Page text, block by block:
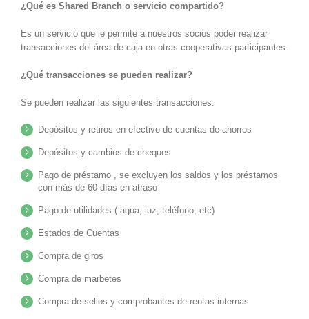
¿Qué es Shared Branch o servicio compartido?
Es un servicio que le permite a nuestros socios poder realizar
transacciones del área de caja en otras cooperativas participantes.
¿Qué transacciones se pueden realizar?
Se pueden realizar las siguientes transacciones:
Depósitos y retiros en efectivo de cuentas de ahorros
Depósitos y cambios de cheques
Pago de préstamo , se excluyen los saldos y los préstamos
con más de 60 días en atraso
Pago de utilidades ( agua, luz, teléfono, etc)
Estados de Cuentas
Compra de giros
Compra de marbetes
Compra de sellos y comprobantes de rentas internas